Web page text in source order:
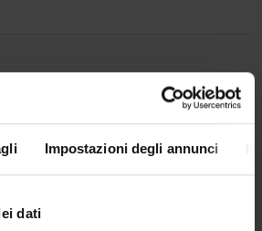
Impostazioni degli annunci
dati
Aula Ardizzone, Palazzo Zitelle